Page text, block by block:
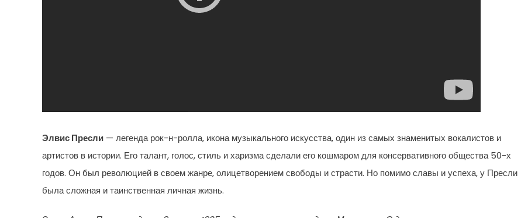
Элвис Пресли — легенда рок-н-ролла, икона музыкального искусства, один из самых знаменитых вокалистов и
артистов в истории. Его талант, голос, стиль и харизма сделали его кошмаром для консервативного общества 50-х
годов. Он был революцией в своем жанре, олицетворением свободы и страсти. Но помимо славы и успеха, у Пресли
была сложная и таинственная личная жизнь.